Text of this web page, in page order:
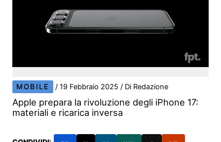
MOBILE /19 Febbraio 2025/ Di Redazione
Apple prepara la rivoluzione degli iPhone 17:
materiali e ricarica inversa